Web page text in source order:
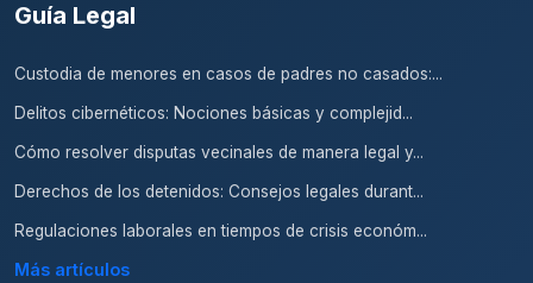
Guía Legal
Custodia de menores en casos de padres no casados:...
Delitos cibernéticos: Nociones básicas y complejid...
Cómo resolver disputas vecinales de manera legal y...
Derechos de los detenidos: Consejos legales durant...
Regulaciones laborales en tiempos de crisis económ...
Más artículos